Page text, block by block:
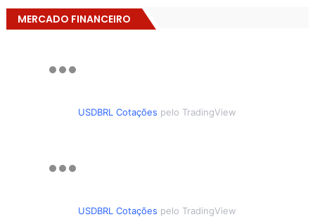
MERCADO FINANCEIRO
USDBRL Cotações pelo TradingView
USDBRL Cotações pelo TradingView